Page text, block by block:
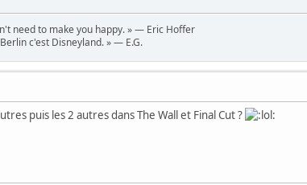
need to make you happy. » — Eric Hoffer
c'est Disneyland. » — E.G.
puis les 2 autres dans The Wall et Final Cut ?